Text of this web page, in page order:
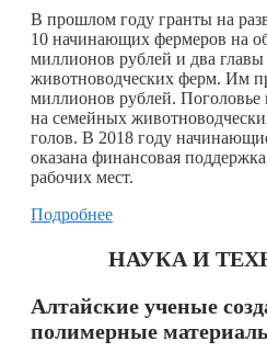
​В прошлом году гранты на
10 начинающих фермеров на
миллионов рублей и два
животноводческих ферм. Им
миллионов рублей. Поголовье
на семейных
голов. В 2018 году
оказана финансовая
рабочих мест.
Подробнее
НАУКА И
Алтайские ученые
полимерные